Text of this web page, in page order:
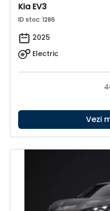
Kia EV3
ID stoc: 1286
2025
Electric
Vezi